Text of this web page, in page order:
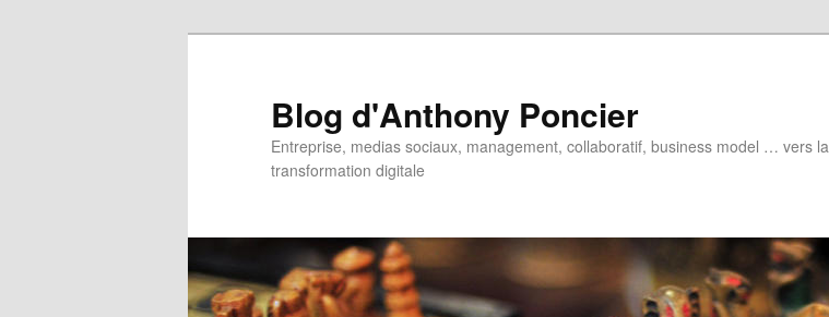
Blog d'Anthony Poncier
Entreprise, medias sociaux, management, collaboratif, business model … vers la
transformation digitale